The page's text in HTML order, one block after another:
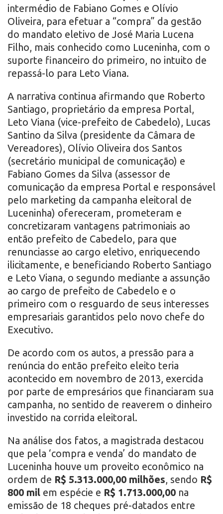
intermédio de Fabiano Gomes e Olívio
Oliveira, para efetuar a “compra” da gestão
do mandato eletivo de José Maria Lucena
Filho, mais conhecido como Luceninha, com o
suporte financeiro do primeiro, no intuito de
repassá-lo para Leto Viana.
A narrativa continua afirmando que Roberto
Santiago, proprietário da empresa Portal,
Leto Viana (vice-prefeito de Cabedelo), Lucas
Santino da Silva (presidente da Câmara de
Vereadores), Olívio Oliveira dos Santos
(secretário municipal de comunicação) e
Fabiano Gomes da Silva (assessor de
comunicação da empresa Portal e responsável
pelo marketing da campanha eleitoral de
Luceninha) ofereceram, prometeram e
concretizaram vantagens patrimoniais ao
então prefeito de Cabedelo, para que
renunciasse ao cargo eletivo, enriquecendo
ilicitamente, e beneficiando Roberto Santiago
e Leto Viana, o segundo mediante a assunção
ao cargo de prefeito de Cabedelo e o
primeiro com o resguardo de seus interesses
empresariais garantidos pelo novo chefe do
Executivo.
De acordo com os autos, a pressão para a
renúncia do então prefeito eleito teria
acontecido em novembro de 2013, exercida
por parte de empresários que financiaram sua
campanha, no sentido de reaverem o dinheiro
investido na corrida eleitoral.
Na análise dos fatos, a magistrada destacou
que pela ‘compra e venda’ do mandato de
Luceninha houve um proveito econômico na
ordem de R$ 5.313.000,00 milhões, sendo R$
800 mil em espécie e R$ 1.713.000,00 na
emissão de 18 cheques pré-datados entre